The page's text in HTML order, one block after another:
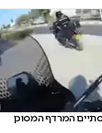
המרדף המסוכן